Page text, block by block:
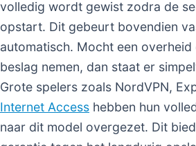
volledig wordt gewist zodra de
opstart. Dit gebeurt bovendien
automatisch. Mocht een overheid
beslag nemen, dan staat er
Grote spelers zoals NordVPN,
Internet Access hebben hun
naar dit model overgezet. Dit